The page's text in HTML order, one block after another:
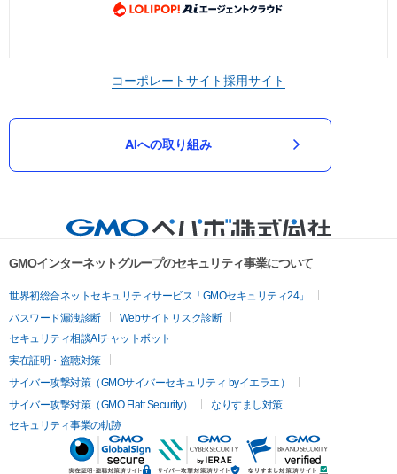
コーポレートサイト採用サイト
AIへの取り組み
GMOインターネットグループのセキュリティ事業について
世界初総合ネットセキュリティサービス「GMOセキュリティ24」
パスワード漏洩診断
Webサイトリスク診断
セキュリティ相談AIチャットボット
実在証明・盗聴対策
サイバー攻撃対策（GMOサイバーセキュリティ byイエラエ）
サイバー攻撃対策（GMO Flatt Security）
なりすまし対策
セキュリティ事業の軌跡